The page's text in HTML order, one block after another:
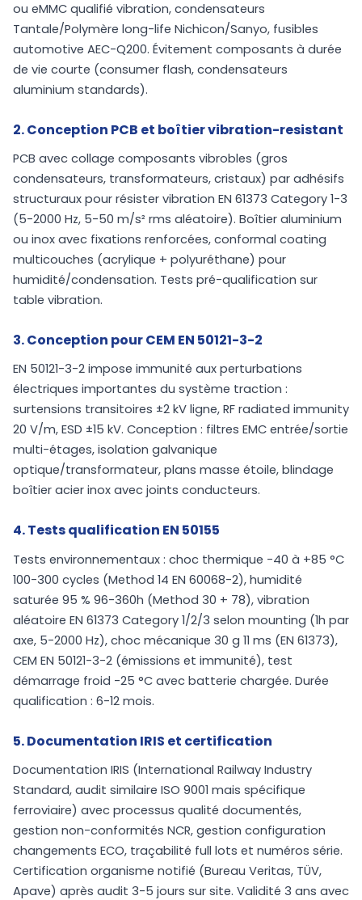
ou eMMC qualifié vibration, condensateurs
Tantale/Polymère long-life Nichicon/Sanyo, fusibles
automotive AEC-Q200. Évitement composants à durée
de vie courte (consumer flash, condensateurs
aluminium standards).
2. Conception PCB et boîtier vibration-resistant
PCB avec collage composants vibrobles (gros
condensateurs, transformateurs, cristaux) par adhésifs
structuraux pour résister vibration EN 61373 Category 1-3
(5-2000 Hz, 5-50 m/s² rms aléatoire). Boîtier aluminium
ou inox avec fixations renforcées, conformal coating
multicouches (acrylique + polyuréthane) pour
humidité/condensation. Tests pré-qualification sur
table vibration.
3. Conception pour CEM EN 50121-3-2
EN 50121-3-2 impose immunité aux perturbations
électriques importantes du système traction :
surtensions transitoires ±2 kV ligne, RF radiated immunity
20 V/m, ESD ±15 kV. Conception : filtres EMC entrée/sortie
multi-étages, isolation galvanique
optique/transformateur, plans masse étoile, blindage
boîtier acier inox avec joints conducteurs.
4. Tests qualification EN 50155
Tests environnementaux : choc thermique -40 à +85 °C
100-300 cycles (Method 14 EN 60068-2), humidité
saturée 95 % 96-360h (Method 30 + 78), vibration
aléatoire EN 61373 Category 1/2/3 selon mounting (1h par
axe, 5-2000 Hz), choc mécanique 30 g 11 ms (EN 61373),
CEM EN 50121-3-2 (émissions et immunité), test
démarrage froid -25 °C avec batterie chargée. Durée
qualification : 6-12 mois.
5. Documentation IRIS et certification
Documentation IRIS (International Railway Industry
Standard, audit similaire ISO 9001 mais spécifique
ferroviaire) avec processus qualité documentés,
gestion non-conformités NCR, gestion configuration
changements ECO, traçabilité full lots et numéros série.
Certification organisme notifié (Bureau Veritas, TÜV,
Apave) après audit 3-5 jours sur site. Validité 3 ans avec